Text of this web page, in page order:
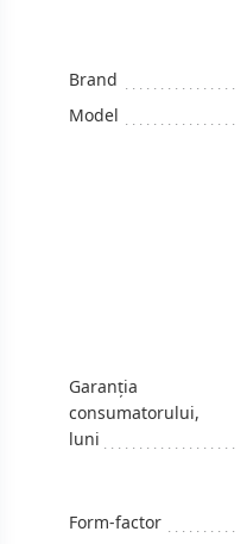
Brand
Model
Garanția
consumatorului,
luni
Form-factor